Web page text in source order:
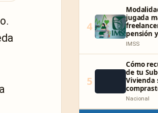
4
jugada
pensión
IMSS
5
Cómo
de tu
Vivienda
Nacional